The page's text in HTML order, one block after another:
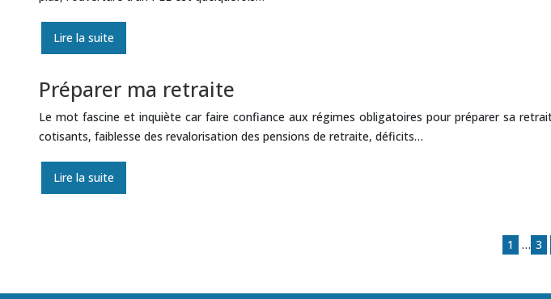
Lire la suite
Préparer ma retraite
Le mot fascine et inquiète car faire confiance aux régimes obligatoires pour préparer sa
cotisants, faiblesse des revalorisation des pensions de retraite, déficits…
Lire la suite
1 … 3